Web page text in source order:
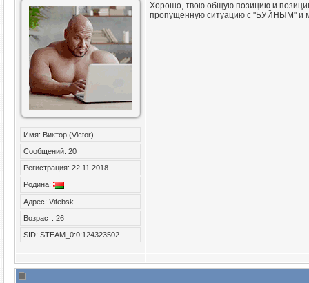
Имя: Виктор (Victor)
Сообщений: 20
Регистрация: 22.11.2018
Родина:
Адрес: Vitebsk
Возраст: 26
SID: STEAM_0:0:124323502
Хорошо, твою общую позицию и
пропущенную ситуацию с "БУЙНЫМ" и